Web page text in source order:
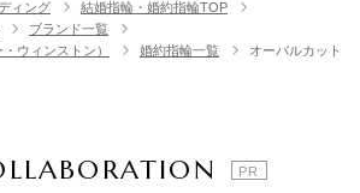
ィング
結婚指輪・婚約指輪TOP
ブランド一覧
ウィンストン）
婚約指輪一覧 オーバルカット